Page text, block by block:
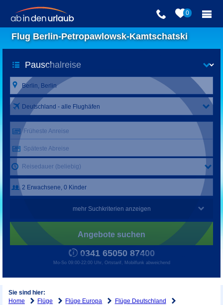
0
Flug Berlin-Petropawlowsk-Kamtschatski
Deutschland - alle Flughäfen
Früheste Anreise
Späteste Abreise
Reisedauer (beliebig)
mehr Suchkriterien anzeigen
Angebote suchen
0341 65050 87400
Mo-So 09:00-22:00 Uhr, Ortstarif, Mobilfunk abweichend
Sie sind hier:
Home
Flüge Flüge Europa
Flüge Deutschland